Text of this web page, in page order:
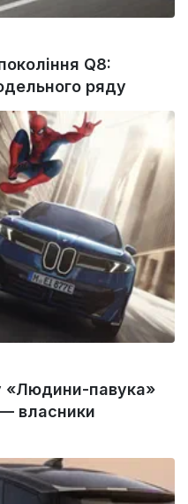
Q8:
ряду
«Людини-павука»
власники